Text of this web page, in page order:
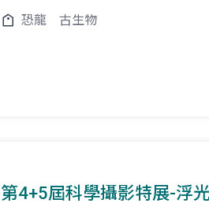
恐龍 古生物
第4+5屆科學攝影特展-浮